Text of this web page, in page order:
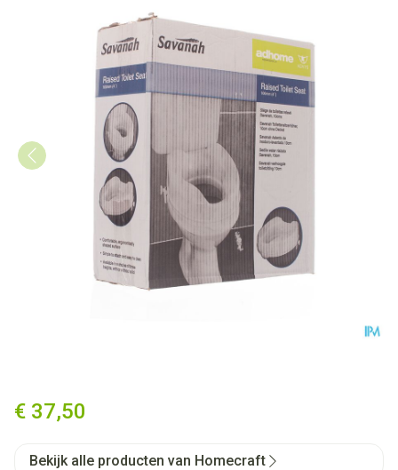
€ 37,50
Bekijk alle producten van Homecraft